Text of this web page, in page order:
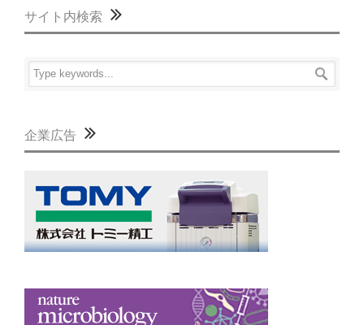
サイト内検索
企業広告